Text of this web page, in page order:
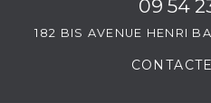
09 54
182 BIS AVENUE HENRI